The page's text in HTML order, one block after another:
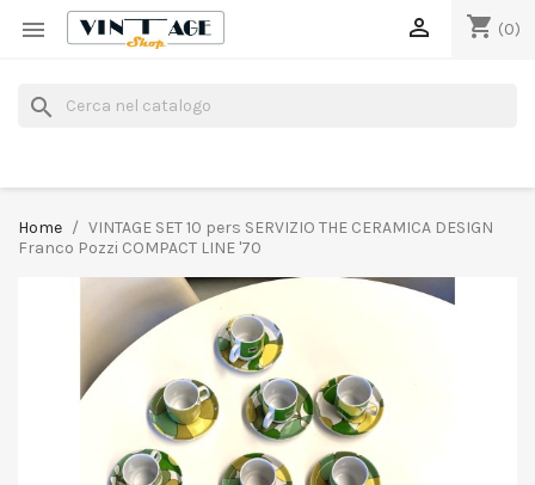
 shopping_cart (0)

search
Home
VINTAGE SET 10 pers SERVIZIO THE CERAMICA DESIGN
Franco Pozzi COMPACT LINE '70